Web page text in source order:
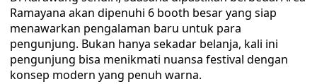
Ramayana akan dipenuhi 6 booth besar yang siap
menawarkan pengalaman baru untuk para
pengunjung. Bukan hanya sekadar belanja, kali ini
pengunjung bisa menikmati nuansa festival dengan
konsep modern yang penuh warna.